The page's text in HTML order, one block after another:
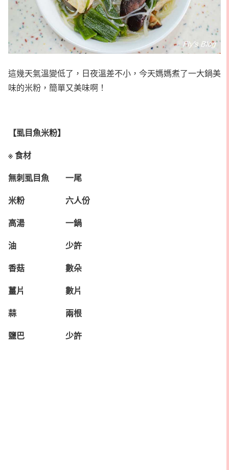
這幾天氣溫變低了，日夜溫差不小，今天媽媽煮了一大鍋美
味的米粉，簡單又美味啊！
【虱目魚米粉】
※ 食材
無刺虱目魚 一尾
米粉 六人份
高湯 一鍋
油 少許
香菇 數朵
薑片 數片
蒜 兩根
鹽巴 少許